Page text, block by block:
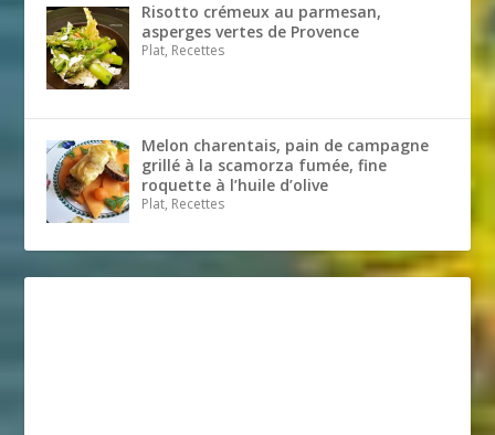
Risotto crémeux au parmesan,
asperges vertes de Provence
Plat, Recettes
Melon charentais, pain de campagne
grillé à la scamorza fumée, fine
roquette à l’huile d’olive
Plat, Recettes